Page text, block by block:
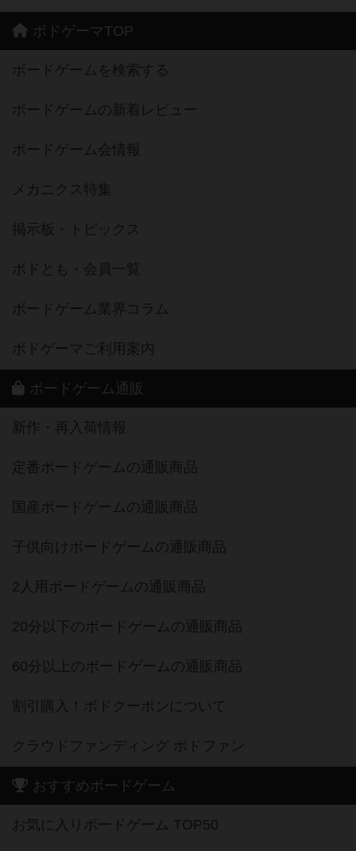
ボドゲーマTOP
ボードゲームを検索する
ボードゲームの新着レビュー
ボードゲーム会情報
メカニクス特集
掲示板・トピックス
ボドとも・会員一覧
ボードゲーム業界コラム
ボドゲーマご利用案内
ボードゲーム通販
新作・再入荷情報
定番ボードゲームの通販商品
国産ボードゲームの通販商品
子供向けボードゲームの通販商品
2人用ボードゲームの通販商品
20分以下のボードゲームの通販商品
60分以上のボードゲームの通販商品
割引購入！ボドクーポンについて
クラウドファンディング ボドファン
おすすめボードゲーム
お気に入りボードゲーム TOP50